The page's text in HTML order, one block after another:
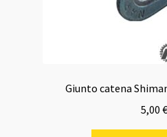
Giunto catena
5,00 €